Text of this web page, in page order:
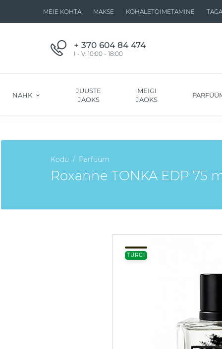
MEIE KOHTA MAKSE KOHALETOIMETAMINE
+ 370 604 84 474
I - V: 10:00 - 18:00
NAHK
JUUSTE
JAOKS
MEIGI
JAOKS
Kodu Parfüüm
Roxanne TONKA EDP 75
TÜRGI